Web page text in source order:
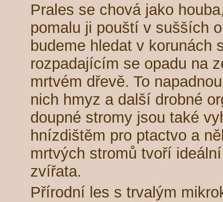
Prales se chová jako
pomalu ji pouští v sušších
budeme hledat v korunách
rozpadajícím se opadu na
mrtvém dřevě. To
nich hmyz a další drobné
doupné stromy jsou také
hnízdištěm pro ptactvo a
mrtvých stromů tvoří
zvířata.
Přírodní les s trvalým